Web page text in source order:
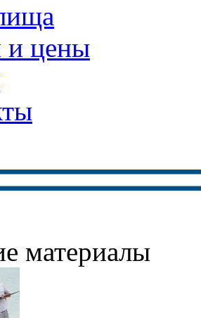
и цены
материалы